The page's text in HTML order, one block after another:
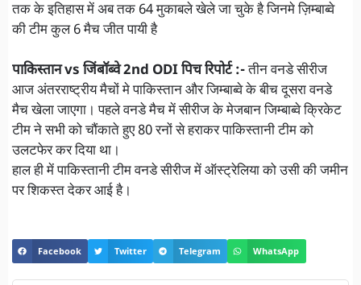
तक के इतिहास में अब तक 64 मुकाबले खेले जा चुके है जिनमे ज़िम्बाब्वे
की टीम कुल 6 मैच जीत पायी है
पाकिस्तान vs जिंबॉब्वे 2nd ODI पिच रिपोर्ट :-तीन वनडे सीरीज
आज अंतरराष्ट्रीय मैचों मे पाकिस्तान और जिम्बाब्वे के बीच दूसरा वनडे
मैच खेला जाएगा। पहले वनडे मैच में सीरीज के मेजबान जिम्बाब्वे क्रिकेट
टीम ने सभी को चौंकाते हुए 80 रनों से हराकर पाकिस्तानी टीम को
उलटफेर कर दिया था।
हाल ही में पाकिस्तानी टीम वनडे सीरीज में ऑस्ट्रेलिया को उसी की जमीन
पर शिकस्त देकर आई है।
Facebook Twitter Telegram WhatsApp